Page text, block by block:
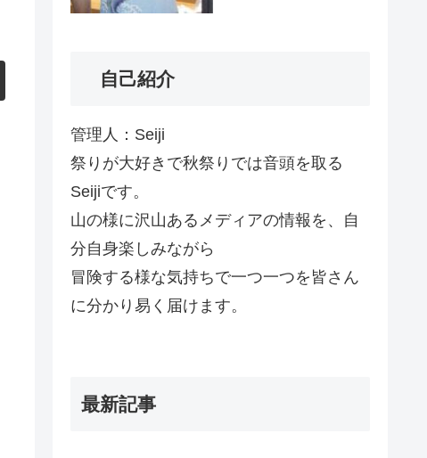
自己紹介
管理人：Seiji
祭りが大好きで秋祭りでは音頭を取る
Seijiです。
山の様に沢山あるメディアの情報を、自
分自身楽しみながら
冒険する様な気持ちで一つ一つを皆さん
に分かり易く届けます。
最新記事